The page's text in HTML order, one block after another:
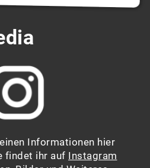
Informationen hier
findet ihr auf Instagram